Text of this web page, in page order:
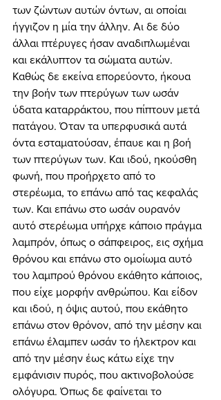
των ζώντων αυτών όντων, αι οποίαι
ήγγιζον η μία την άλλην. Αι δε δύο
άλλαι πτέρυγες ήσαν αναδιπλωμέναι
και εκάλυπτον τα σώματα αυτών.
Καθώς δε εκείνα επορεύοντο, ήκουα
την βοήν των πτερύγων των ωσάν
ύδατα καταρράκτου, που πίπτουν μετά
πατάγου. Όταν τα υπερφυσικά αυτά
όντα εσταματούσαν, έπαυε και η βοή
των πτερύγων των. Και ιδού, ηκούσθη
φωνή, που προήρχετο από το
στερέωμα, το επάνω από τας κεφαλάς
των. Και επάνω στο ωσάν ουρανόν
αυτό στερέωμα υπήρχε κάποιο πράγμα
λαμπρόν, όπως ο σάπφειρος, εις σχήμα
θρόνου και επάνω στο ομοίωμα αυτό
του λαμπρού θρόνου εκάθητο κάποιος,
που είχε μορφήν ανθρώπου. Και είδον
και ιδού, η όψις αυτού, που εκάθητο
επάνω στον θρόνον, από την μέσην και
επάνω έλαμπεν ωσάν το ήλεκτρον και
από την μέσην έως κάτω είχε την
εμφάνισιν πυρός, που ακτινοβολούσε
ολόγυρα. Όπως δε φαίνεται το